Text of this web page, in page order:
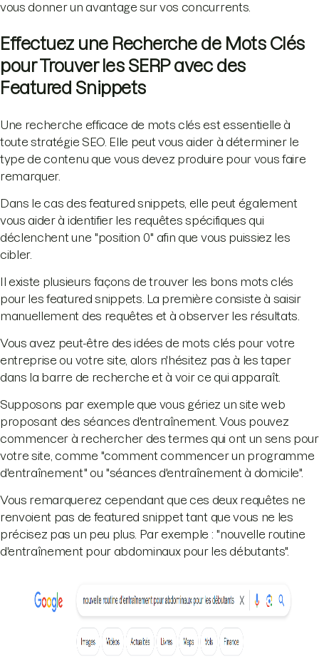
vous donner un avantage sur vos concurrents.
Effectuez une Recherche de Mots Clés
pour Trouver les SERP avec des
Featured Snippets
Une recherche efficace de mots clés est essentielle à
toute stratégie SEO. Elle peut vous aider à déterminer le
type de contenu que vous devez produire pour vous faire
remarquer.
Dans le cas des featured snippets, elle peut également
vous aider à identifier les requêtes spécifiques qui
déclenchent une "position 0" afin que vous puissiez les
cibler.
Il existe plusieurs façons de trouver les bons mots clés
pour les featured snippets. La première consiste à saisir
manuellement des requêtes et à observer les résultats.
Vous avez peut-être des idées de mots clés pour votre
entreprise ou votre site, alors n'hésitez pas à les taper
dans la barre de recherche et à voir ce qui apparaît.
Supposons par exemple que vous gériez un site web
proposant des séances d'entraînement. Vous pouvez
commencer à rechercher des termes qui ont un sens pour
votre site, comme "comment commencer un programme
d'entraînement" ou "séances d'entraînement à domicile".
Vous remarquerez cependant que ces deux requêtes ne
renvoient pas de featured snippet tant que vous ne les
précisez pas un peu plus. Par exemple : "nouvelle routine
d'entraînement pour abdominaux pour les débutants".